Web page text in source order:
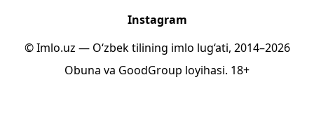
Instagram
© Imlo.uz — O‘zbek tilining imlo lug‘ati, 2014–2026
Obuna va GoodGroup loyihasi. 18+